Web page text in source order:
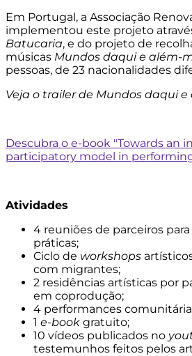
Em Portugal, a Associação
implementou este projeto
Batucaria, e do projeto de
músicas Mundos daqui e além-
pessoas, de 23 nacionalidades
Veja o trailer de Mundos daqui
Descubra o e-book "Towards an
participatory model in
Atividades
4 reuniões de parceiros
práticas;
Ciclo de workshops
com migrantes;
2 residências artísticas por
em coprodução;
4 performances
1 e-book gratuito;
10 vídeos publicados no
testemunhos feitos pelos